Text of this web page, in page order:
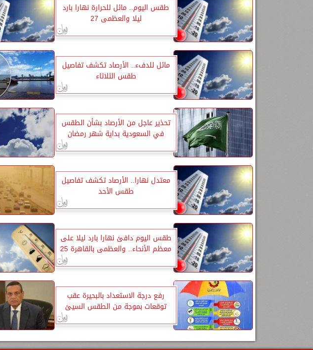
طقس اليوم.. مائل للحرارة نهارا بارد
ليلا والعظمى 27
مائل للدفء.. الأرصاد تكشف تفاصيل
طقس الثلاثاء
تحذير عاجل من الأرصاد بشأن الطقس
في السعودية بداية شهر رمضان
معتدل نهارا.. الأرصاد تكشف تفاصيل
طقس الأحد
طقس اليوم دافئ نهارا بارد ليلا على
معظم الأنحاء.. والعظمى بالقاهرة 25
رفع درجة الاستعداد بالبحيرة عقب
توقعات بموجة من الطقس السيئ